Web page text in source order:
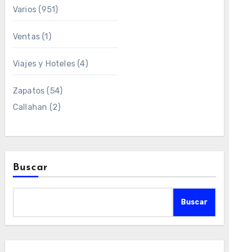
Varios(951)
Ventas(1)
Viajes y Hoteles(4)
Zapatos (54)
Callahan (2)
Buscar
Buscar